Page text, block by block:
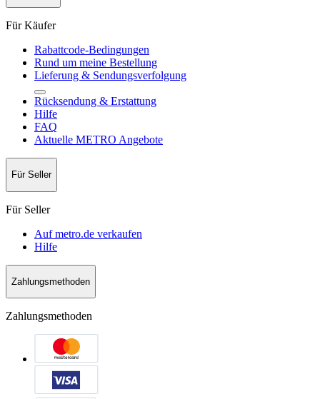
Für Käufer
Rabattcode-Bedingungen
Rund um meine Bestellung
Lieferung & Sendungsverfolgung
Rücksendung & Erstattung
Hilfe
FAQ
Aktuelle METRO Angebote
Für Seller
Für Seller
Auf metro.de verkaufen
Hilfe
Zahlungsmethoden
Zahlungsmethoden